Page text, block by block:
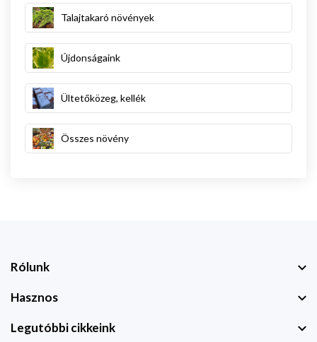
Talajtakaró növények
Újdonságaink
Ültetőközeg, kellék
Összes növény
Rólunk
Hasznos
Legutóbbi cikkeink